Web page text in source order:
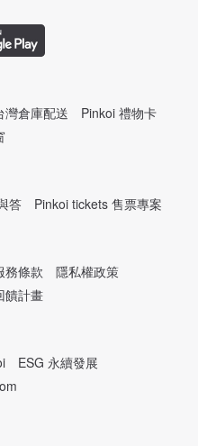
灣倉庫配送
Pinkoi 禮物卡
答 Pinkoi tickets 售票專案
務條款
隱私權政策
饋計畫
ESG 永續發展